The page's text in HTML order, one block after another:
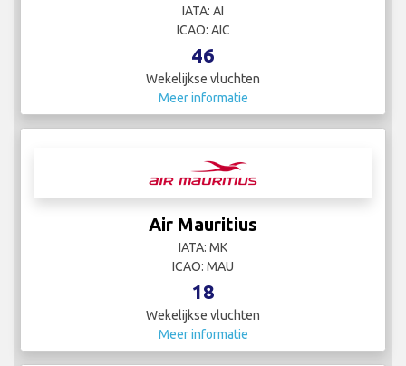
IATA: AI
ICAO: AIC
46
Wekelijkse vluchten
Meer informatie
Air Mauritius
IATA: MK
ICAO: MAU
18
Wekelijkse vluchten
Meer informatie